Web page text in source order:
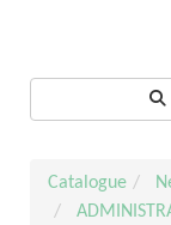
Catalogue